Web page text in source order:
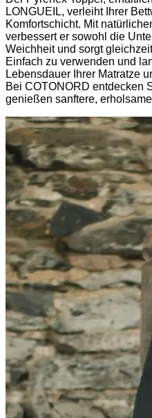
LONGUEIL, verleiht Ihrer
Komfortschicht. Mit
verbessert er sowohl die
Weichheit und sorgt
Einfach zu verwenden und
Lebensdauer Ihrer Matratze
Bei COTONORD entdecken
genießen sanftere,